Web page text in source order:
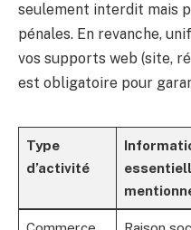
seulement interdit mais
pénales. En revanche,
vos supports web (site,
est obligatoire pour
Type
d’activité